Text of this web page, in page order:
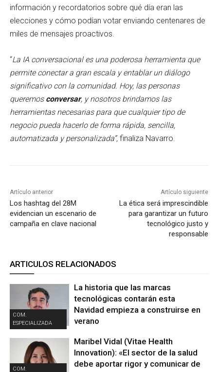
información y recordatorios sobre qué día eran las
elecciones y cómo podían votar enviando centenares de
miles de mensajes proactivos.
“La IA conversacional es una poderosa herramienta que
permite conectar a gran escala y entablar un diálogo
significativo con la comunidad. Hoy, las personas
queremos conversar, y nosotros brindamos las
herramientas necesarias para que cualquier tipo de
negocio pueda hacerlo de forma rápida, sencilla,
automatizada y personalizada”, finaliza Navarro.
Artículo anterior
Los hashtag del 28M
evidencian un escenario de
campaña en clave nacional
Artículo siguiente
La ética será imprescindible
para garantizar un futuro
tecnológico justo y
responsable
ARTICULOS RELACIONADOS
COM.
ESPECIALIZADA
La historia que las marcas
tecnológicas contarán esta
Navidad empieza a construirse en
verano
COM.
Maribel Vidal (Vitae Health
Innovation): «El sector de la salud
debe aportar rigor y comunicar de